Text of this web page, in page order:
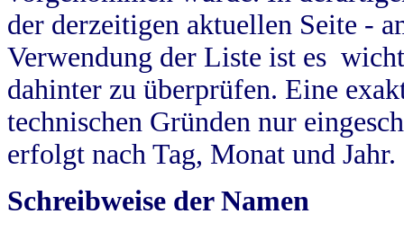
der derzeitigen aktuellen Seite -
Verwendung der Liste ist es
dahinter zu überprüfen. Eine
technischen Gründen nur
erfolgt nach Tag, Monat und Jahr.
Schreibweise der Namen